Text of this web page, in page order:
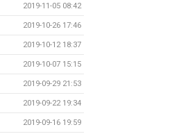
2019-11-05 08:42
2019-10-26 17:46
2019-10-12 18:37
2019-10-07 15:15
2019-09-29 21:53
2019-09-22 19:34
2019-09-16 19:59